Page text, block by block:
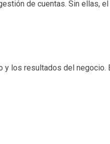
de cuentas. Sin ellas,
los resultados del